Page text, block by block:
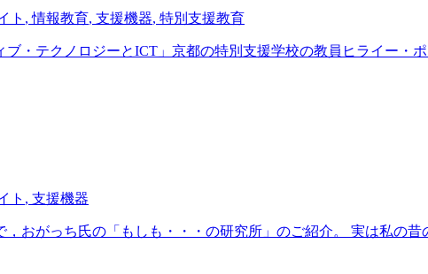
ト ,情報教育, 支援機器, 特別支援教育
・テクノロジーとICT」京都の特別支援学校の教員ヒライー・
ト , 支援機器
おがっち氏の「もしも・・・の研究所」のご紹介。 実は私の昔